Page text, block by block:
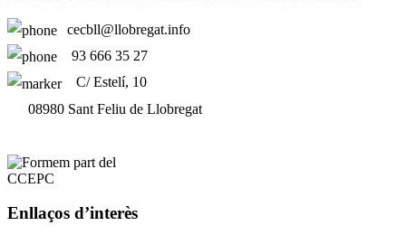
cecbll@llobregat.info
93 666 35 27
C/ Estelí, 10
08980 Sant Feliu de Llobregat
Enllaços d’interès